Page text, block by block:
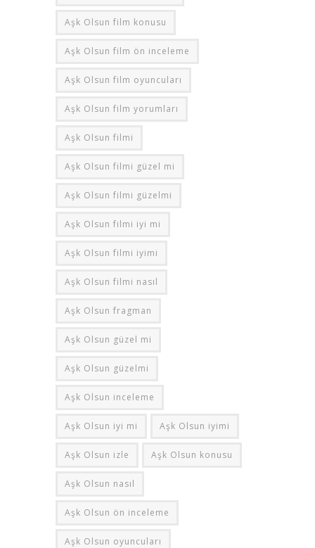
Aşk Olsun film konusu
Aşk Olsun film ön inceleme
Aşk Olsun film oyuncuları
Aşk Olsun film yorumları
Aşk Olsun filmi
Aşk Olsun filmi güzel mi
Aşk Olsun filmi güzelmi
Aşk Olsun filmi iyi mi
Aşk Olsun filmi iyimi
Aşk Olsun filmi nasıl
Aşk Olsun fragman
Aşk Olsun güzel mi
Aşk Olsun güzelmi
Aşk Olsun inceleme
Aşk Olsun iyi mi Aşk Olsun iyimi
Aşk Olsun izle Aşk Olsun konusu
Aşk Olsun nasıl
Aşk Olsun ön inceleme
Aşk Olsun oyuncuları